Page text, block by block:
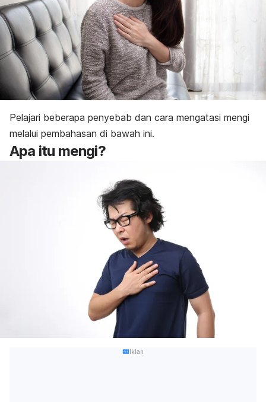
Pelajari beberapa penyebab dan cara mengatasi mengi
melalui pembahasan di bawah ini.
Apa itu mengi?
Iklan